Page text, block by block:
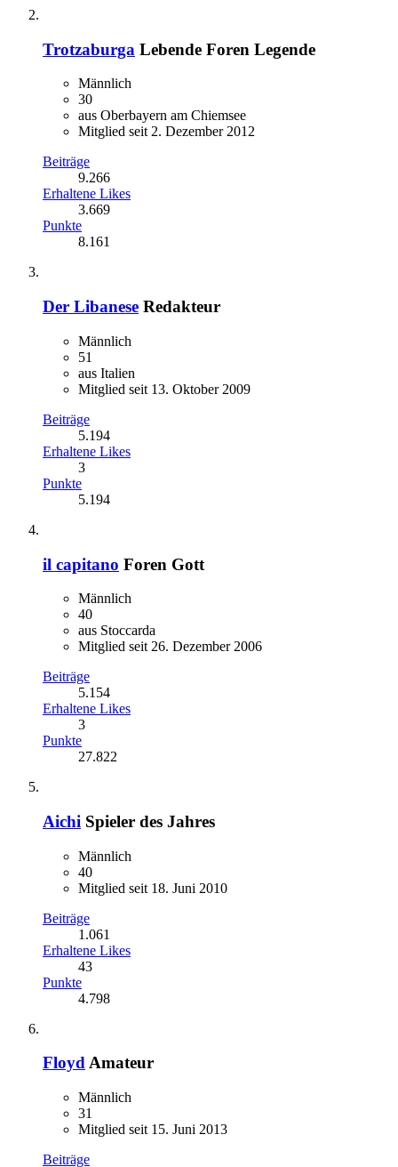
Trotzaburga Lebende Foren Legende
Männlich
30
aus Oberbayern am Chiemsee
Mitglied seit 2. Dezember 2012
Beiträge
9.266
Erhaltene Likes
3.669
Punkte
8.161
Der Libanese Redakteur
Männlich
51
aus Italien
Mitglied seit 13. Oktober 2009
Beiträge
5.194
Erhaltene Likes
3
Punkte
5.194
il capitano Foren Gott
Männlich
40
aus Stoccarda
Mitglied seit 26. Dezember 2006
Beiträge
5.154
Erhaltene Likes
3
Punkte
27.822
Aichi Spieler des Jahres
Männlich
40
Mitglied seit 18. Juni 2010
Beiträge
1.061
Erhaltene Likes
43
Punkte
4.798
FloydAmateur
Männlich
31
Mitglied seit 15. Juni 2013
Beiträge